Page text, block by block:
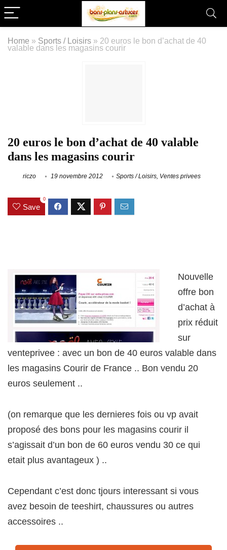
Home » Sports / Loisirs » 20 euros le bon d’achat de 40
valable dans les magasins courir
20 euros le bon d’achat de 40 valable
dans les magasins courir
riczo 19 novembre 2012 Sports / Loisirs, Ventes privees
Save
0
Nouvelle
offre bon
d’achat à
prix réduit
sur
venteprivee : avec un bon de 40 euros valable dans
les magasins Courir de France .. Bon vendu 20
euros seulement ..
(on remarque que les dernieres fois ou vp avait
proposé des bons pour les magasins courir il
s’agissait d’un bon de 60 euros vendu 30 ce qui
etait plus avantageux ) ..
Cependant c’est donc tjours interessant si vous
avez besoin de teeshirt, chaussures ou autres
accessoires ..